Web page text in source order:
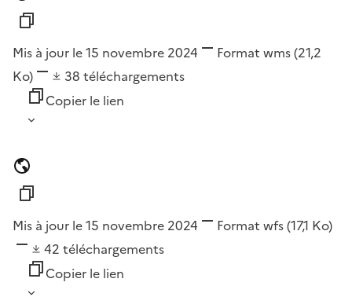
Mis à jour le 15 novembre 2024 Format wms(21,2
Ko)
38 téléchargements
Copier le lien
Mis à jour le 15 novembre 2024 Format wfs(17,1 Ko)
42 téléchargements
Copier le lien